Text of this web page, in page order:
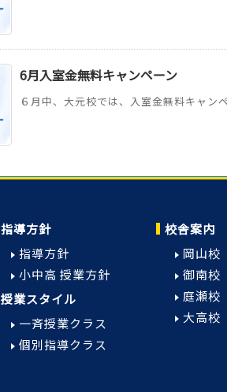
6月入室金無料キャンペーン
６月中、大元校では、入室金無料キャ
指導方針
指導方針
小中高 授業方針
授業スタイル
一斉授業クラス
個別指導クラス
校舎案内
岡山校
御南校
庭瀬校
大高校